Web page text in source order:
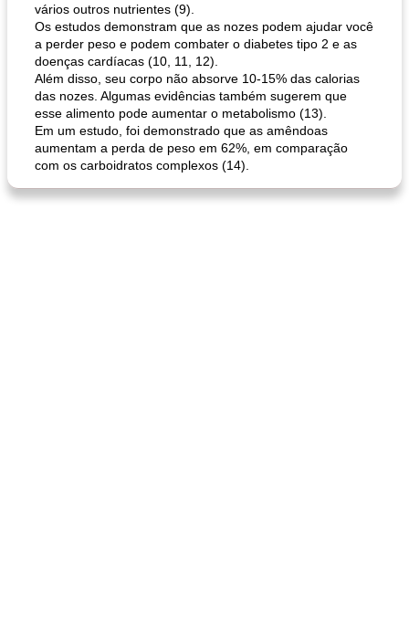
pão plano (out)
vários outros nutrientes (9).
Os estudos demonstram que as nozes podem ajudar você
a perder peso e podem combater o diabetes tipo 2 e as
doenças cardíacas (10, 11, 12).
Além disso, seu corpo não absorve 10-15% das calorias
das nozes. Algumas evidências também sugerem que
esse alimento pode aumentar o metabolismo (13).
Em um estudo, foi demonstrado que as amêndoas
aumentam a perda de peso em 62%, em comparação
com os carboidratos complexos (14).